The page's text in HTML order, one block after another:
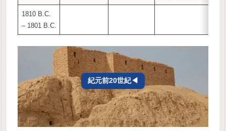
1810 B.C.
– 1801 B.C.
紀元前20世紀◀